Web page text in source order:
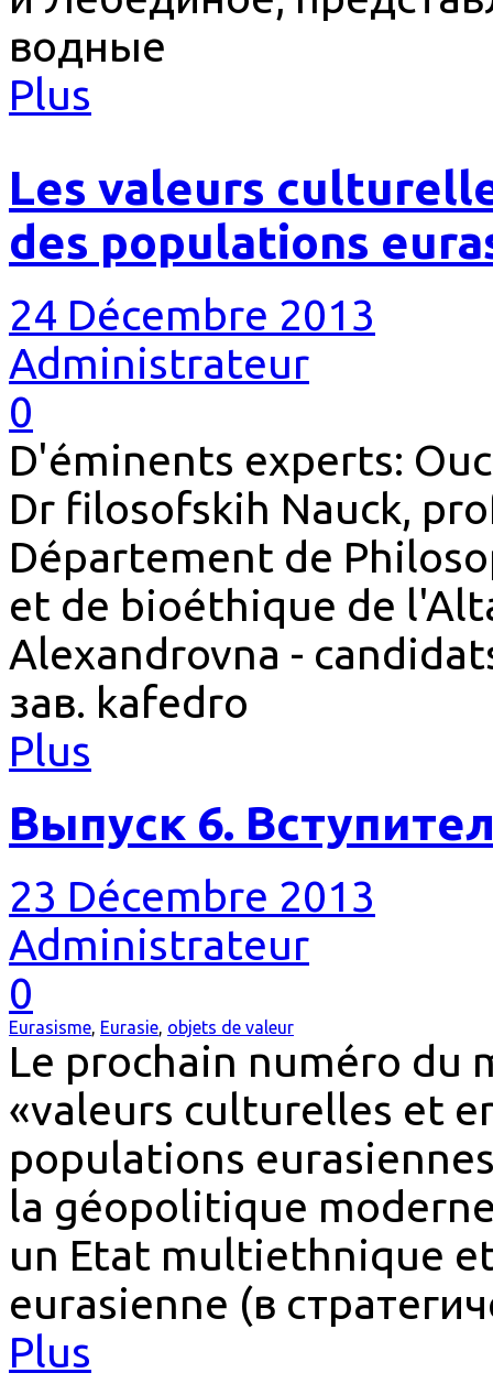
водные
Plus
Les valeurs
des populations
24 Décembre 2013
Administrateur
0
D'éminents experts:
Dr filosofskih Nauck,
Département de
et de bioéthique de
Alexandrovna -
зав. kafedro
Plus
Выпуск 6.
23 Décembre 2013
Administrateur
0
Eurasisme, Eurasie, objets de valeur
Le prochain numéro du
«valeurs culturelles et
populations
la géopolitique
un Etat multiethnique
eurasienne (в
Plus